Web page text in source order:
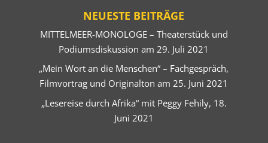
NEUESTE BEITRÄGE
MITTELMEER-MONOLOGE – Theaterstück und
Podiumsdiskussion am 29. Juli 2021
„Mein Wort an die Menschen“ – Fachgespräch,
Filmvortrag und Originalton am 25. Juni 2021
„Lesereise durch Afrika“ mit Peggy Fehily, 18.
Juni 2021